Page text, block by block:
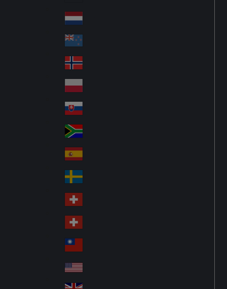
Lat
in
A
me
ric
a
Ne
the
rla
nd
s
Ne
w
Ze
ala
nd
No
rw
ay
Pol
an
d
Slo
va
kia
So
uth
Af
ric
a
Sp
ain
Sw
ed
en
Sw
itz
erl
an
d
Sw
itz
erl
an
d
wa
n